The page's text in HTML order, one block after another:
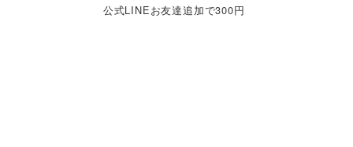
公式LINEお友達追加で300円